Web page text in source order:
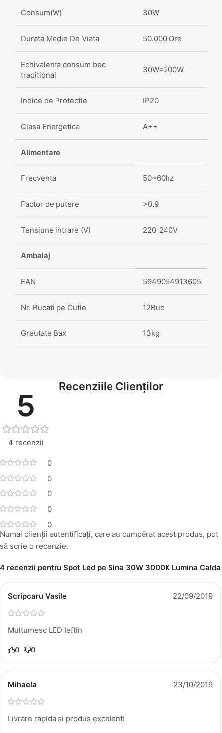
Consum(W) 30W
Durata Medie De Viata 50.000 Ore
Echivalenta consum bec
traditional
30W=200W
Indice de Protectie IP20
Clasa Energetica A++
Alimentare
Frecventa 50~60hz
Factor de putere >0.9
Tensiune intrare (V) 220-240V
Ambalaj
EAN 5949054913605
Nr. Bucati pe Cutie 12Buc
Greutate Bax 13kg
Recenziile Clienților
5
4 recenzii
0
0
0
0
0
4 recenzii pentru Spot Led pe Sina 30W 3000K Lumina Calda
Scripcaru Vasile 22/09/2019
Multumesc LED Ieftin
0 0
Mihaela 23/10/2019
Livrare rapida si produs excelent!
Numai clienții autentificați, care au cumpărat acest produs, pot
să scrie o recenzie.